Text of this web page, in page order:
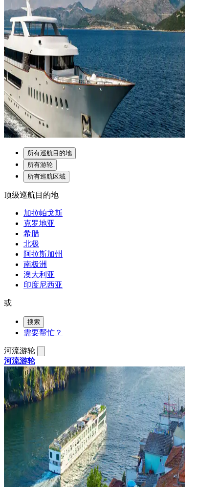
所有巡航目的地
所有游轮
所有巡航区域
顶级巡航目的地
加拉帕戈斯
克罗地亚
希腊
北极
阿拉斯加州
南极洲
澳大利亚
印度尼西亚
或
搜索
需要帮忙？
河流游轮
河流游轮